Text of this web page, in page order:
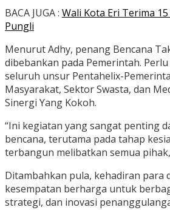
BACA JUGA : Wali Kota Eri Terima
Pungli
Menurut Adhy, penang Bencana
dibebankan pada Pemerintah.
seluruh unsur Pentahelix-
Masyarakat, Sektor Swasta, dan
Sinergi Yang Kokoh.
“Ini kegiatan yang sangat penting
bencana, terutama pada tahap
terbangun melibatkan semua
Ditambahkan pula, kehadiran para
kesempatan berharga untuk
strategi, dan inovasi